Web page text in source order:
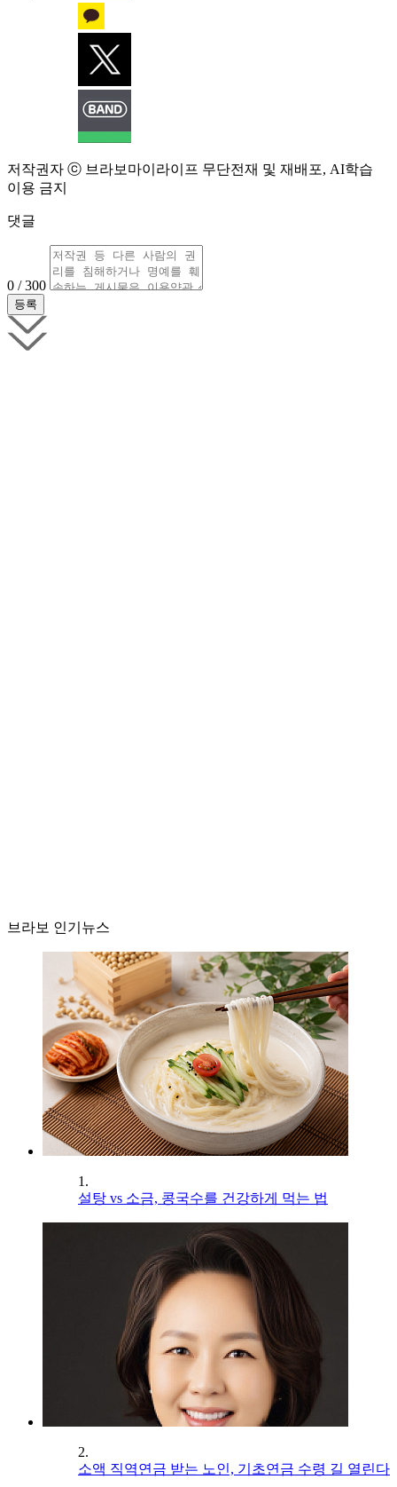
저작권자 ⓒ 브라보마이라이프 무단전재 및 재배포, AI학습
이용 금지
댓글
0 / 300
브라보 인기뉴스
1.
설탕 vs 소금, 콩국수를 건강하게 먹는 법
2.
소액 직역연금 받는 노인, 기초연금 수령 길 열린다